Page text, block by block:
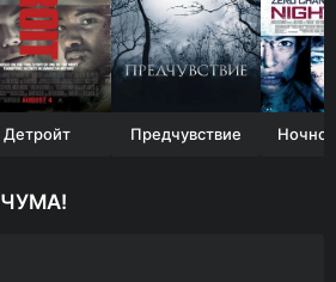
Детройт Предчувствие
ЧУМА!